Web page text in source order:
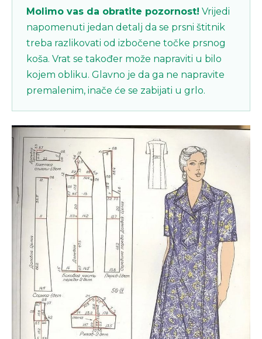
Molimo vas da obratite pozornost! Vrijedi
napomenuti jedan detalj da se prsni štitnik
treba razlikovati od izbočene točke prsnog
koša. Vrat se također može napraviti u bilo
kojem obliku. Glavno je da ga ne napravite
premalenim, inače će se zabijati u grlo.